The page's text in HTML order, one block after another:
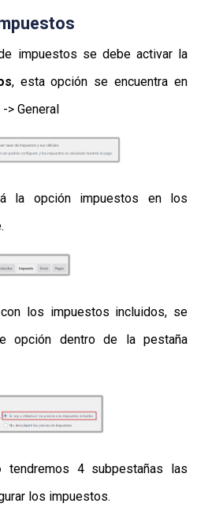
impuestos se debe activar la
, esta opción se encuentra en
> General
la opción impuestos en los
los impuestos incluidos, se
opción dentro de la pestaña
tendremos 4 subpestañas las
los impuestos.